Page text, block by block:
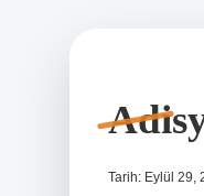
Tarih: Eylül 29,